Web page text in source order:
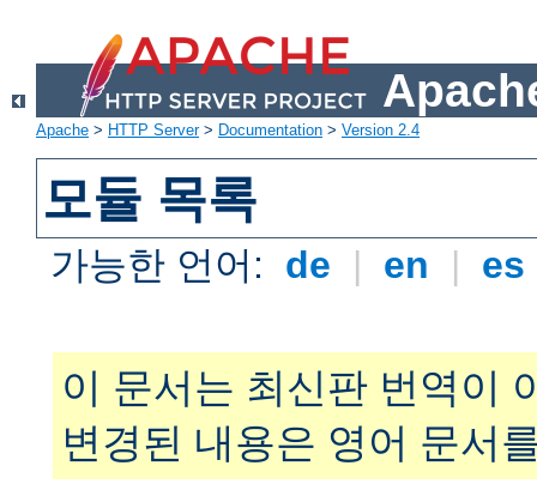
Apache > HTTP Server> Documentation > Version 2.4
모듈 목록
가능한 언어: de | en | es
이 문서는 최신판 번역이
변경된 내용은 영어 문서